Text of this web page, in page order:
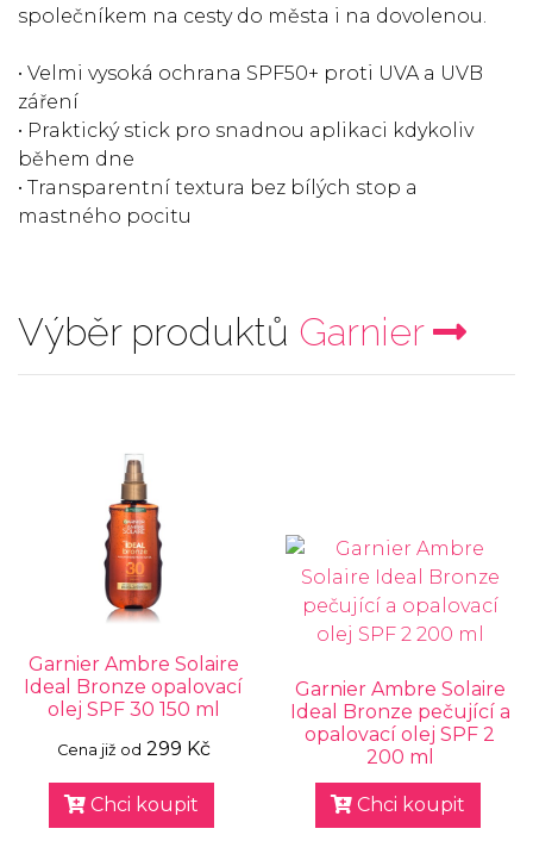
společníkem na cesty do města i na dovolenou.
• Velmi vysoká ochrana SPF50+ proti UVA a UVB
záření
• Praktický stick pro snadnou aplikaci kdykoliv
během dne
• Transparentní textura bez bílých stop a
mastného pocitu
Výběr produktů Garnier
Garnier Ambre Solaire
Ideal Bronze opalovací
olej SPF 30 150 ml
Cena již od 299 Kč
Chci koupit
Garnier Ambre Solaire
Ideal Bronze pečující a
opalovací olej SPF 2
200 ml
Chci koupit